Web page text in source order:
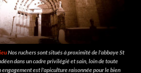
Nos ruchers sont situés à proximité de l'abbaye St
dans un cadre privilégié et sain, loin de toute
est l'apiculture raisonnée pour le bien